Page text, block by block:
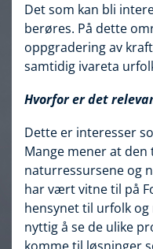
Det som kan bli
berøres. På dette
oppgradering av
samtidig ivareta
Hvorfor er det
Dette er interesser
Mange mener at
naturressursene og
har vært vitne til på
hensynet til urfolk
nyttig å se de ulike